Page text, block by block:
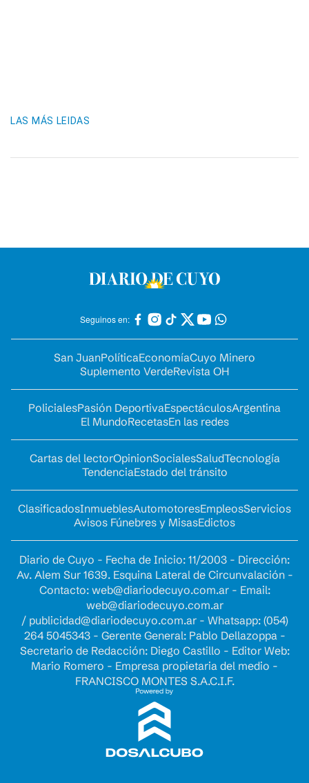
LAS MÁS LEIDAS
Seguinos en:
San JuanPolíticaEconomíaCuyo Minero
Suplemento VerdeRevista OH
PolicialesPasión DeportivaEspectáculosArgentina
El MundoRecetasEn las redes
Cartas del lectorOpinionSocialesSaludTecnología
TendenciaEstado del tránsito
ClasificadosInmueblesAutomotoresEmpleosServicios
Avisos Fúnebres y MisasEdictos
Diario de Cuyo - Fecha de Inicio: 11/2003 - Dirección:
Av. Alem Sur 1639. Esquina Lateral de Circunvalación -
Contacto: web@diariodecuyo.com.ar- Email:
web@diariodecuyo.com.ar
/ publicidad@diariodecuyo.com.ar- Whatsapp: (054)
264 5045343 - Gerente General: Pablo Dellazoppa -
Secretario de Redacción: Diego Castillo - Editor Web:
Mario Romero - Empresa propietaria del medio -
FRANCISCO MONTES S.A.C.I.F.